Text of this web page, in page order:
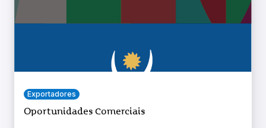
Exportadores
Oportunidades Comerciais